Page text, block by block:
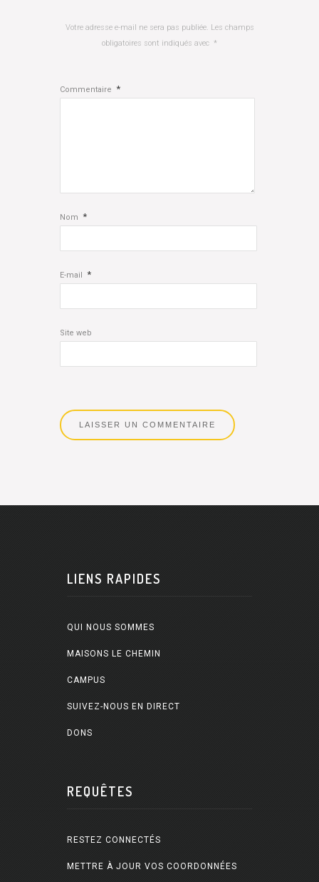
Votre adresse e-mail ne sera pas publiée. Les champs
obligatoires sont indiqués avec *
Commentaire *
Nom *
E-mail *
Site web
LIENS RAPIDES
QUI NOUS SOMMES
MAISONS LE CHEMIN
CAMPUS
SUIVEZ-NOUS EN DIRECT
DONS
REQUÊTES
RESTEZ CONNECTÉS
METTRE À JOUR VOS COORDONNÉES